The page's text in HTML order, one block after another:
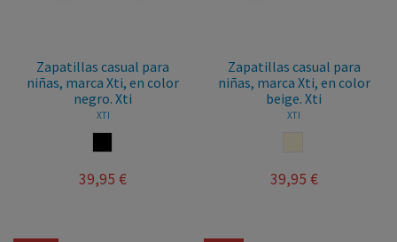
Zapatillas casual para
niñas, marca Xti, en color
negro. Xti
XTI
39,95 €
Zapatillas casual para
niñas, marca Xti, en color
beige. Xti
XTI
39,95 €